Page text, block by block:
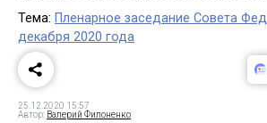
Тема: Пленарное заседание Совета
декабря 2020 года
25.12.2020 15:57
Автор: Валерий Филоненко